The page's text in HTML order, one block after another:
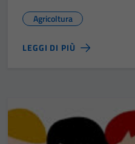
Agricoltura
LEGGI DI PIÙ